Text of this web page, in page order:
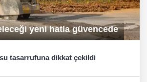
yeni hatla güvencede
tasarrufuna dikkat çekildi